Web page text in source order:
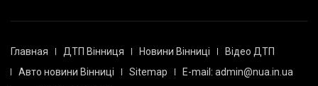
Главная ДТП Вінниця Новини Вінниці
Відео ДТП
Авто новини Вінниці
Sitemap
E-mail: admin@nua.in.ua